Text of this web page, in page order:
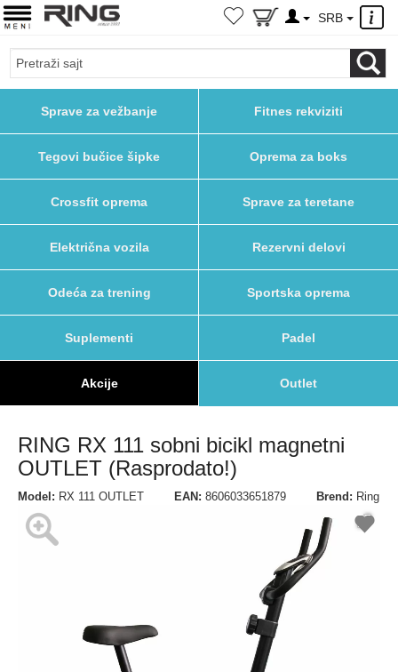
×
SRB
Sprave za vežbanje Fitnes rekviziti
Tegovi bučice šipke Oprema za boks
Crossfit oprema Sprave za teretane
Električna vozila Rezervni delovi
Odeća za trening Sportska oprema
Suplementi Padel
Akcije Outlet
RING RX 111 sobni bicikl magnetni
OUTLET (Rasprodato!)
Model: RX 111 OUTLET EAN: 8606033651879 Brend: Ring